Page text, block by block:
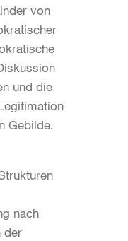
von
und die
Gebilde.
nach
der